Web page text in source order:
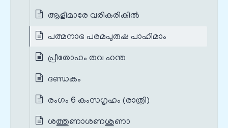
ആളിമാരേ വരികരികിൽ
പത്മനാഭ പരമപുരുഷ പാഹിമാം
പ്രീതോഹം തവ ഹന്ത
ദണ്ഡകം
രംഗം 6 കംസഗൃഹം (രാത്രി)
ശത്തുണാശണശുണാ